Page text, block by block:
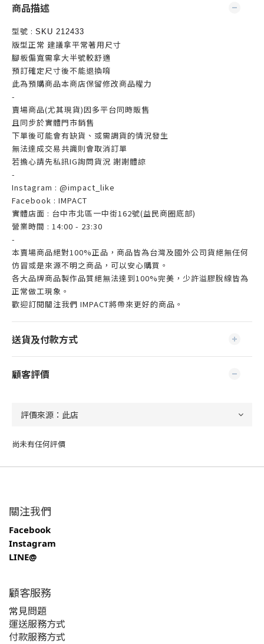
商品描述
型號 : SKU 212433
版型正常 建議拿平常著用尺寸
腳板偏寬需拿大半號較舒適
預訂確定尺寸後不能退換唷
此為預購商品本商店保留修改商品權力
-
賣場商品(尤其現貨)因多平台同時販售
且同步於實體門市銷售
下單後可能會有缺貨、或需調貨的情況發生
無法達成交易共識則會取消訂單
若擔心請先私訊IG詢問貨況 謝謝體諒
-
Instagram : @impact_like
Facebook : IMPACT
實體店面 : 台中市北區一中街162號(益民商圈底部)
營業時間 : 14:00 - 23:30
-
本賣場商品絕對100%正品，商品皆為台灣及國外公司貨絕無任何
仿冒或是來源不明之商品，可以安心購買。
各大品牌商品製作品質絕無法達到100%完美，少許溢膠脫線皆為
正常做工現象。
歡迎訂閱關注我們 IMPACT將帶來更好的商品。
送貨及付款方式
顧客評價
尚未有任何評價
關注我們
Facebook
Instagram
LINE@
顧客服務
常見問題
運送服務方式
付款服務方式